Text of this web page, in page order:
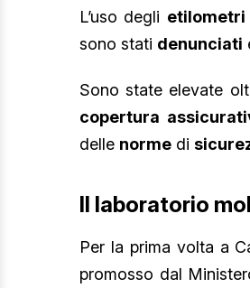
L’uso degli etilometri
sono stati denunciati
Sono state elevate
copertura
delle norme di
Il laboratorio
Per la prima volta a
promosso dal